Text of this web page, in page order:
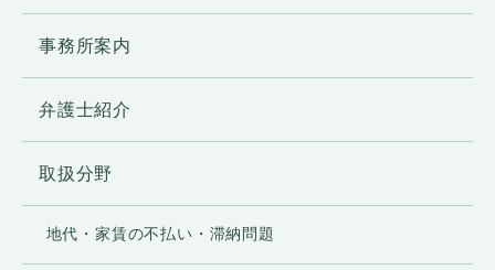
事務所案内
弁護士紹介
取扱分野
地代・家賃の不払い・滞納問題